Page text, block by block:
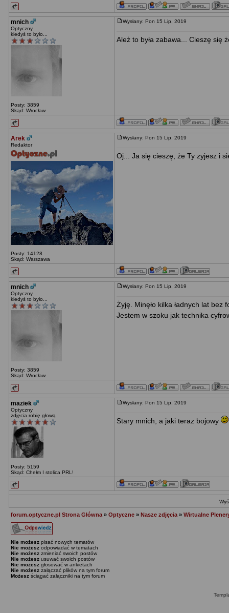
mnich
Optyczny
kiedyś to było...
Posty: 3859
Skąd: Wrocław
Wysłany: Pon 15 Lip, 2019
Ależ to była zabawa... Cieszę się
Arek
Redaktor
Posty: 14128
Skąd: Warszawa
Wysłany: Pon 15 Lip, 2019
Oj... Ja się cieszę, że Ty zyjesz i
mnich
Optyczny
kiedyś to było...
Posty: 3859
Skąd: Wrocław
Wysłany: Pon 15 Lip, 2019
Żyję. Minęło kilka ładnych lat
Jestem w szoku jak technika
maziek
Optyczny
zdjęcia robię głową
Posty: 5159
Skąd: Chełm I stolica PRL!
Wysłany: Pon 15 Lip, 2019
Stary mnich, a jaki teraz bojowy
forum.optyczne.pl Strona Główna » Optyczne » Nasze zdjęcia » Wirtualne
Nie możesz pisać nowych tematów
Nie możesz odpowiadać w tematach
Nie możesz zmieniać swoich postów
Nie możesz usuwać swoich postów
Nie możesz głosować w ankietach
Nie możesz załączać plików na tym forum
Możesz ściągać załączniki na tym forum